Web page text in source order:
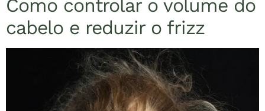
Como controlar o volume do
cabelo e reduzir o frizz